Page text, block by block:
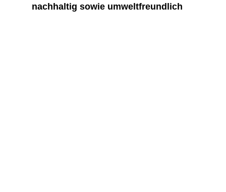
nachhaltig sowie umweltfreundlich